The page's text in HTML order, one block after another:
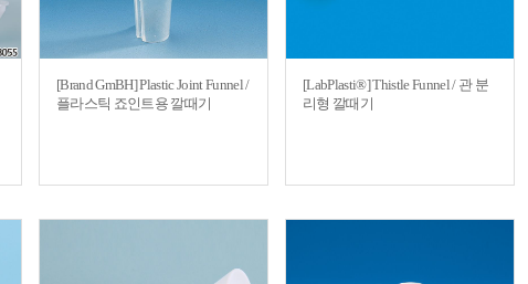
[Brand GmBH] Plastic Joint Funnel /
플라스틱 죠인트용 깔때기
[LabPlasti®] Thistle Funnel / 관 분
리형 깔때기